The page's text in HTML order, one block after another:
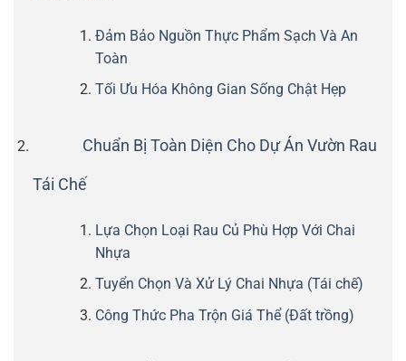
Đảm Bảo Nguồn Thực Phẩm Sạch Và An
Toàn
Tối Ưu Hóa Không Gian Sống Chật Hẹp
Chuẩn Bị Toàn Diện Cho Dự Án Vườn Rau
Tái Chế
Lựa Chọn Loại Rau Củ Phù Hợp Với Chai
Nhựa
Tuyển Chọn Và Xử Lý Chai Nhựa (Tái chế)
Công Thức Pha Trộn Giá Thể (Đất trồng)